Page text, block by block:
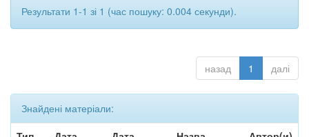
Результати 1-1 зі 1 (час пошуку: 0.004 секунди).
назад 1 далі
Знайдені матеріали: